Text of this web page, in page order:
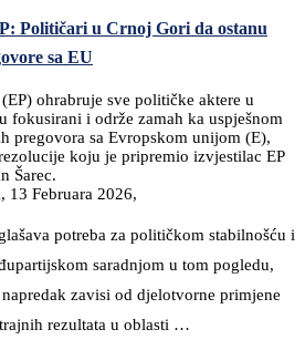
Političari u Crnoj Gori da ostanu
sa EU
ohrabruje sve političke aktere u
fokusirani i održe zamah ka uspješnom
pregovora sa Evropskom unijom (E),
koju je pripremio izvjestilac EP
Šarec.
13 Februara 2026,
potreba za političkom stabilnošću i
saradnjom u tom pogledu,
zavisi od djelotvorne primjene
rezultata u oblasti …